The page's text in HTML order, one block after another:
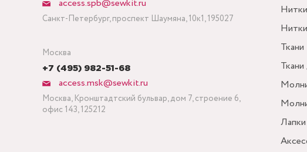
access.spb@sewkit.ru
Санкт-Петербург, проспект Шаумяна, 10к1, 195027
Москва
+7 (495) 982-51-68
access.msk@sewkit.ru
Москва, Кронштадтский бульвар, дом 7, строение 6,
офис 143, 125212
Нитки
Ткани